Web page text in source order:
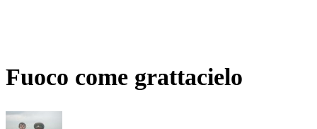
Fuoco come grattacielo